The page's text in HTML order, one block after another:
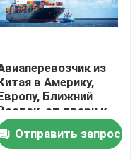
из
в Америку,
Ближний
от двери к
Отправить запрос